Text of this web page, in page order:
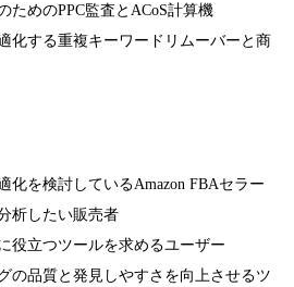
ためのPPC監査とACoS計算機
化する重複キーワードリムーバーと商
化を検討しているAmazon FBAセラー
析したい販売者
役立つツールを求めるユーザー
の品質と発見しやすさを向上させるツ